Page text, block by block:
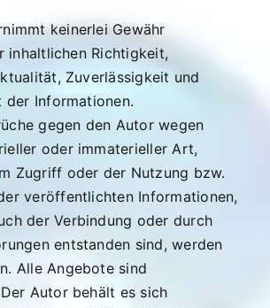
keinerlei Gewähr
inhaltlichen Richtigkeit,
Zuverlässigkeit und
der Informationen.
gegen den Autor wegen
oder immaterieller Art,
Zugriff oder der Nutzung bzw.
veröffentlichten Informationen,
der Verbindung oder durch
entstanden sind, werden
Alle Angebote sind
Autor behält es sich